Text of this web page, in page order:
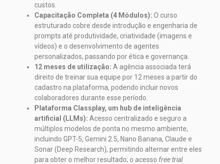
custos.
Capacitação Completa (4 Módulos): O curso
estruturado cobre desde introdução e engenharia de
prompts até produtividade, criatividade (imagens e
vídeos) e o desenvolvimento de agentes
personalizados, passando por ética e governança.
12 meses de utilização: A agência associada terá
direito de treinar sua equipe por 12 meses a partir do
cadastro na plataforma, podendo incluir novos
colaboradores durante esse período.
Plataforma Classplay, um hub de inteligência
artificial (LLMs): Acesso centralizado e seguro a
múltiplos modelos de ponta no mesmo ambiente,
incluindo GPT-5, Gemini 2.5, Nano Banana, Claude e
Sonar (Deep Research), permitindo alternar entre eles
para obter o melhor resultado; o acesso free trial